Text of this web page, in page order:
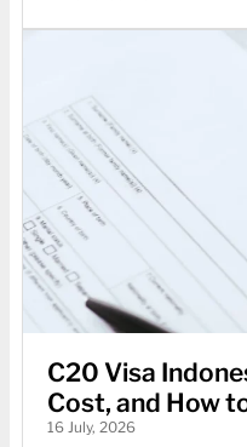
C20 Visa
Cost, and How
16 July, 2026